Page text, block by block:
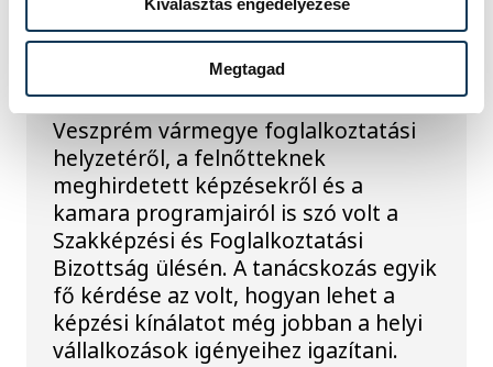
Kiválasztás engedélyezése
Megtagad
munkaerőpiac volt
napirenden
Veszprémben
Veszprém vármegye foglalkoztatási
helyzetéről, a felnőtteknek
meghirdetett képzésekről és a
kamara programjairól is szó volt a
Szakképzési és Foglalkoztatási
Bizottság ülésén. A tanácskozás egyik
fő kérdése az volt, hogyan lehet a
képzési kínálatot még jobban a helyi
vállalkozások igényeihez igazítani.